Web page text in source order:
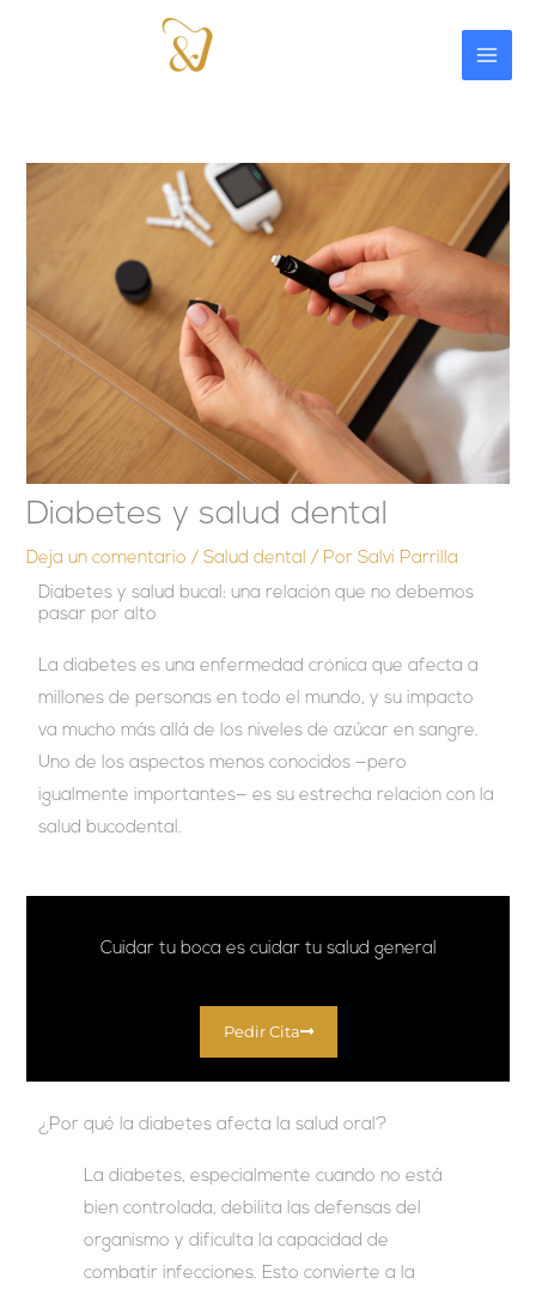
Diabetes y salud dental
Deja un comentario /Salud dental / PorSalvi Parrilla
Diabetes y salud bucal: una relación que no debemos
pasar por alto
La diabetes es una enfermedad crónica que afecta a
millones de personas en todo el mundo, y su impacto
va mucho más allá de los niveles de azúcar en sangre.
Uno de los aspectos menos conocidos —pero
igualmente importantes— es su estrecha relación con la
salud bucodental.
Cuidar tu boca es cuidar tu salud general
Pedir Cita
¿Por qué la diabetes afecta la salud oral?
La diabetes, especialmente cuando no está
bien controlada, debilita las defensas del
organismo y dificulta la capacidad de
combatir infecciones. Esto convierte a la